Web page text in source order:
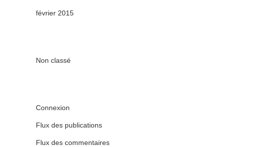
février 2015
Non classé
Connexion
Flux des publications
Flux des commentaires